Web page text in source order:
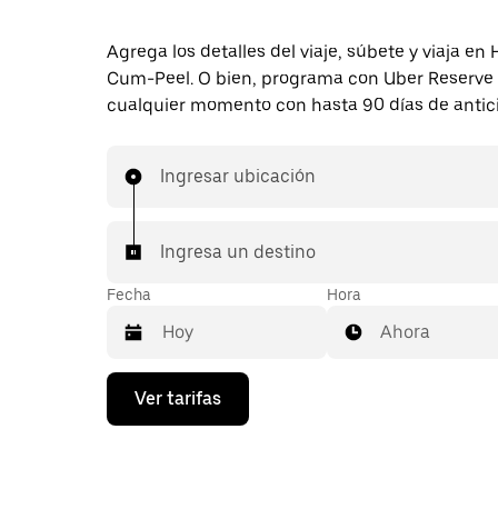
Agrega los detalles del viaje, súbete y viaja en
Cum-Peel. O bien, programa con Uber Reserve
cualquier momento con hasta 90 días de
Ingresar ubicación
Ingresa un destino
Fecha
Presiona
flecha
Hora
Ahora
Ver tarifas